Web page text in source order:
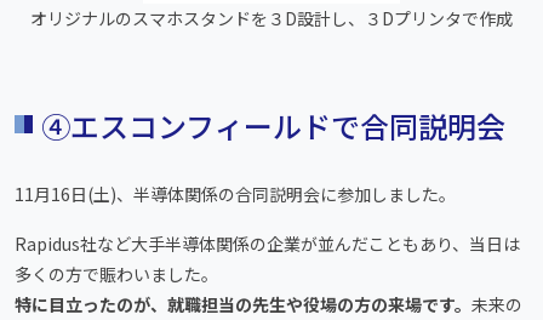
オリジナルのスマホスタンドを３D設計し、３Dプリンタで作成
④エスコンフィールドで合同説明会
11月16日(土)、半導体関係の合同説明会に参加しました。
Rapidus社など大手半導体関係の企業が並んだこともあり、当日は
多くの方で賑わいました。
特に目立ったのが、就職担当の先生や役場の方の来場です。 未来の